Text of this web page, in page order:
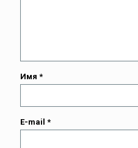
Имя *
E-mail *